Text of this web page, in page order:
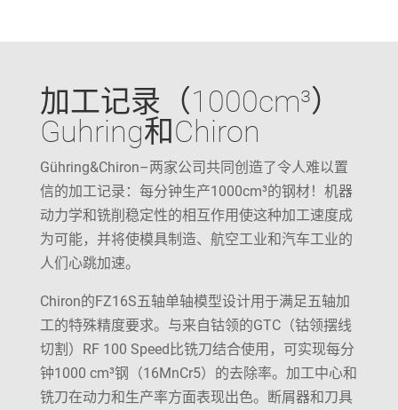
加工记录（1000cm³）
Guhring和Chiron
Gühring&Chiron–两家公司共同创造了令人难以置
信的加工记录：每分钟生产1000cm³的钢材！机器
动力学和铣削稳定性的相互作用使这种加工速度成
为可能，并将使模具制造、航空工业和汽车工业的
人们心跳加速。
Chiron的FZ16S五轴单轴模型设计用于满足五轴加
工的特殊精度要求。与来自钴领的GTC（钴领摆线
切割）RF 100 Speed比铣刀结合使用，可实现每分
钟1000 cm³钢（16MnCr5）的去除率。加工中心和
铣刀在动力和生产率方面表现出色。断屑器和刀具